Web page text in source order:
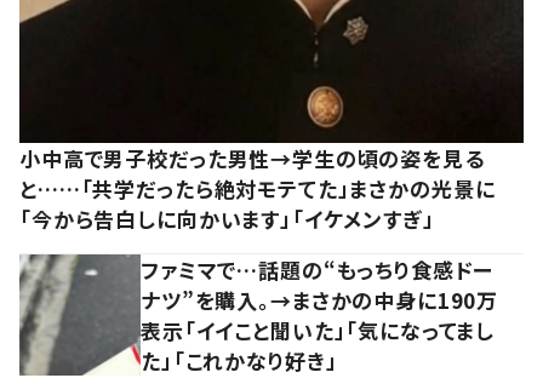
小中高で男子校だった男性→学生の頃の姿を見る
と……「共学だったら絶対モテてた」まさかの光景に
「今から告白しに向かいます」「イケメンすぎ」
ファミマで…話題の“もっちり食感ドー
ナツ”を購入。→まさかの中身に190万
表示「イイこと聞いた」「気になってまし
た」「これかなり好き」